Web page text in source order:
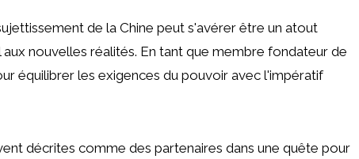
de la Chine peut s'avérer être un atout
nouvelles réalités. En tant que membre fondateur de
équilibrer les exigences du pouvoir avec l'impératif
décrites comme des partenaires dans une quête pour